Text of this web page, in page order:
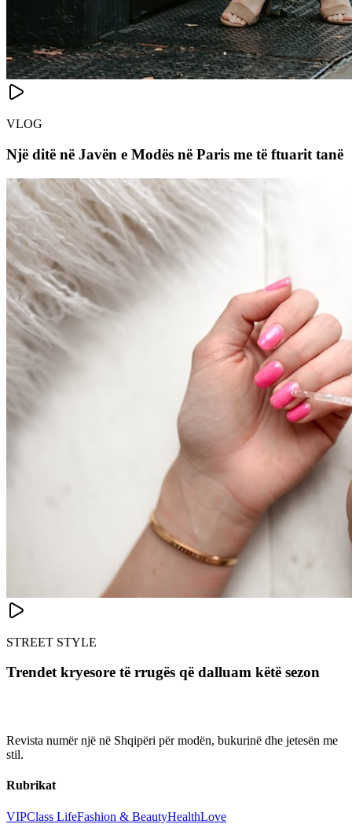
VLOG
Një ditë në Javën e Modës në Paris me të ftuarit tanë
STREET STYLE
Trendet kryesore të rrugës që dalluam këtë sezon
Revista numër një në Shqipëri për modën, bukurinë dhe jetesën me
stil.
Rubrikat
VIPClass LifeFashion & BeautyHealthLove